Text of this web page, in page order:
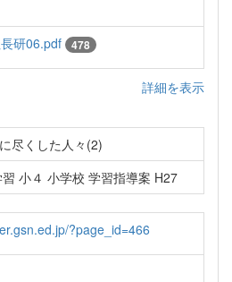
研06.pdf 478
詳細を表示
尽くした人々(2)
小４ 小学校 学習指導案 H27
?page_id=466